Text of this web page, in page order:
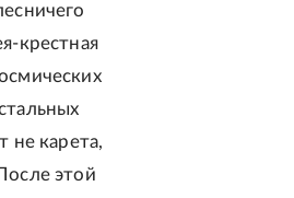
крестная
не карета,
этой